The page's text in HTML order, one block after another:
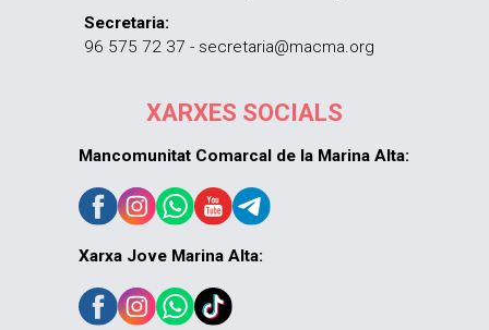
Secretaria:
96 575 72 37 - secretaria@macma.org
XARXES SOCIALS
Mancomunitat Comarcal de la Marina Alta:
Xarxa Jove Marina Alta: